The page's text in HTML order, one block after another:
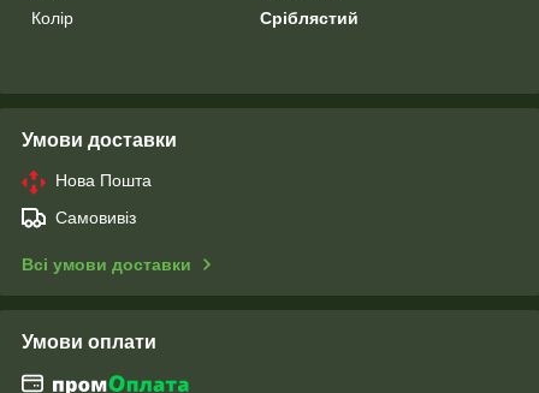
Колір
Сріблястий
Умови доставки
Нова Пошта
Самовивіз
Всі умови доставки
Умови оплати